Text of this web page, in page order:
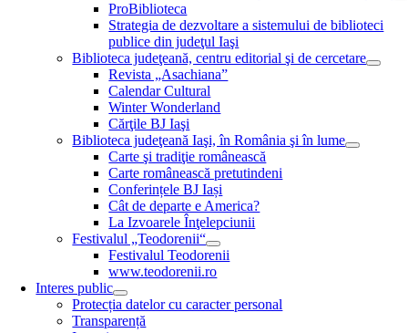
ProBiblioteca
Strategia de dezvoltare a sistemului de biblioteci
publice din judeţul Iaşi
Biblioteca judeţeană, centru editorial şi de cercetare
Revista „Asachiana”
Calendar Cultural
Winter Wonderland
Cărţile BJ Iaşi
Biblioteca judeţeană Iaşi, în România şi în lume
Carte şi tradiţie românească
Carte românească pretutindeni
Conferințele BJ Iași
Cât de departe e America?
La Izvoarele Înţelepciunii
Festivalul „Teodorenii“
Festivalul Teodorenii
www.teodorenii.ro
Interes public
Protecția datelor cu caracter personal
Transparență